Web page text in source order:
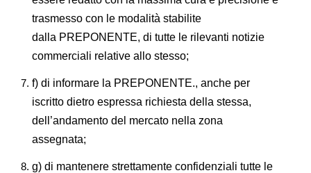
trasmesso con le modalità stabilite
dalla PREPONENTE, di tutte le rilevanti notizie
commerciali relative allo stesso;
f) di informare la PREPONENTE., anche per
iscritto dietro espressa richiesta della stessa,
dell’andamento del mercato nella zona
assegnata;
g) di mantenere strettamente confidenziali tutte le